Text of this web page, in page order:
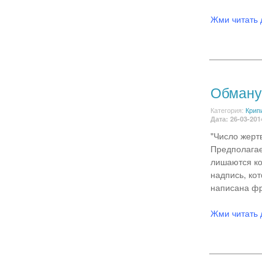
Жми читать
Категория:
Дата: 26-03-
"Число
лишаются
надпись,
написана
Жми читать